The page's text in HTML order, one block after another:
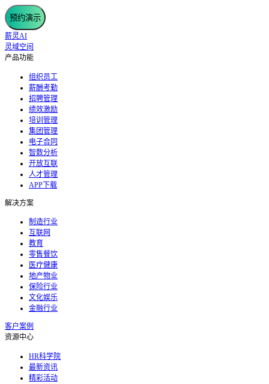
预约演示
薪灵AI
灵域空间
产品功能
组织员工
薪酬考勤
招聘管理
绩效激励
培训管理
集团管理
电子合同
智数分析
开放互联
人才管理
APP下载
解决方案
制造行业
互联网
教育
零售餐饮
医疗健康
地产物业
保险行业
文化娱乐
金融行业
客户案例
资源中心
HR科学院
最新资讯
精彩活动